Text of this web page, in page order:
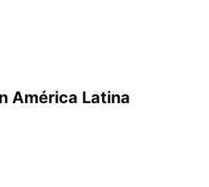
América Latina